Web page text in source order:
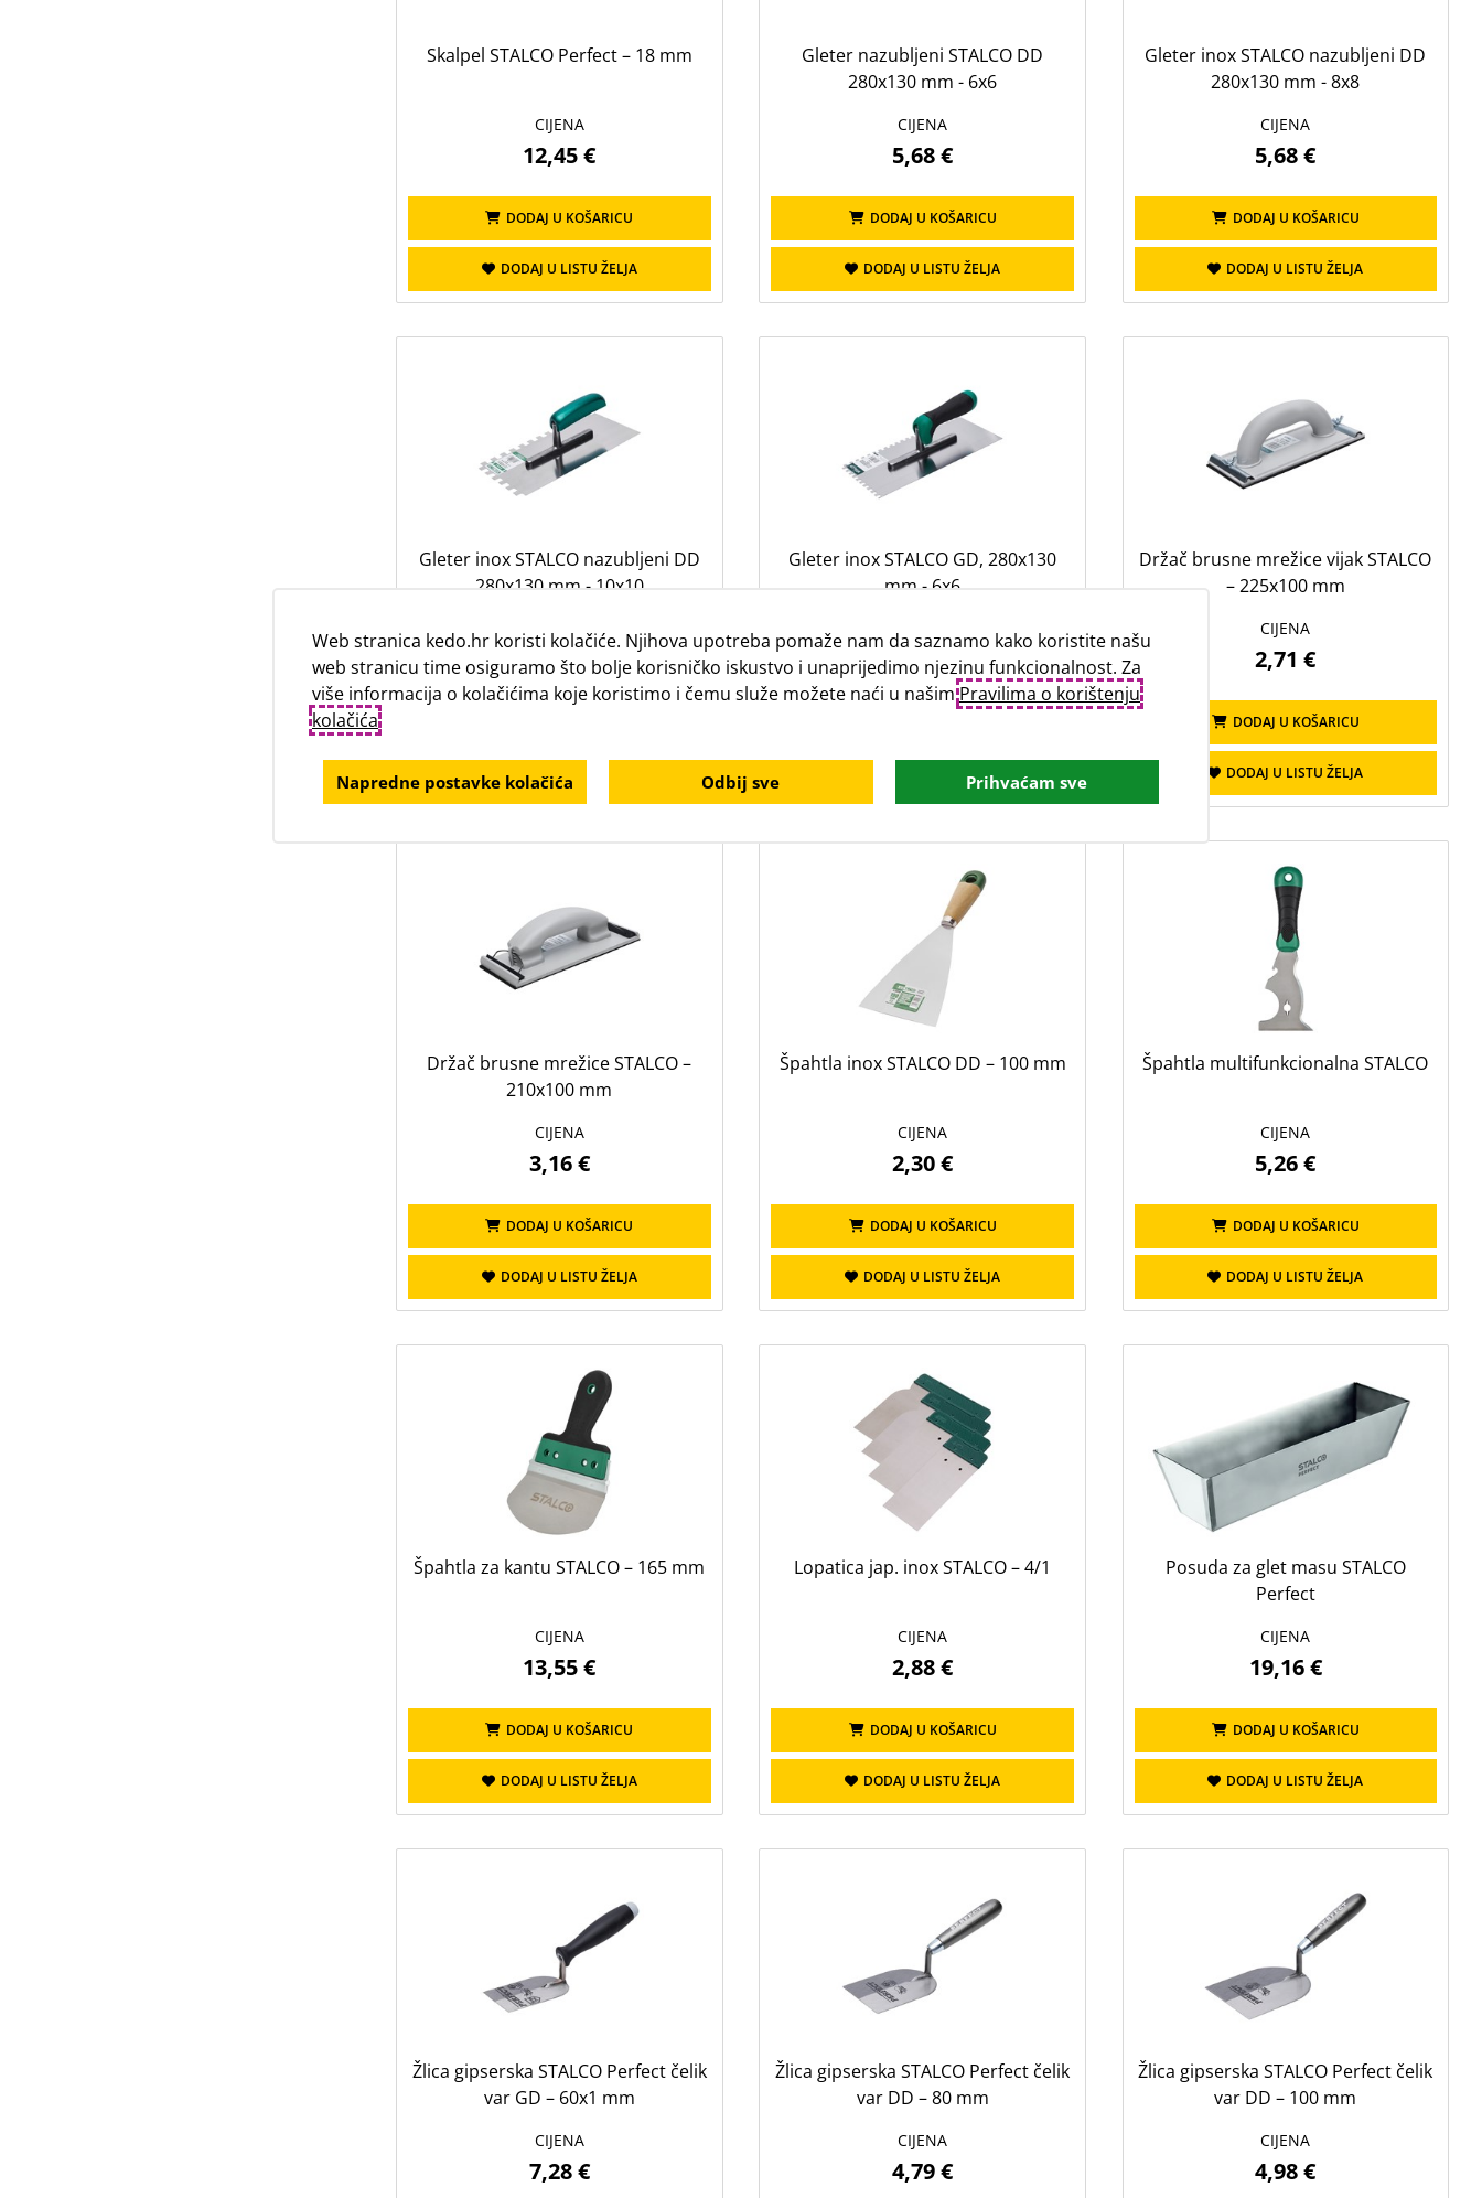
Skalpel STALCO Perfect – 18 mm
CIJENA
12,45 €
DODAJ U KOŠARICU
DODAJ U LISTU ŽELJA
Gleter nazubljeni STALCO DD
280x130 mm - 6x6
CIJENA
5,68 €
DODAJ U KOŠARICU
DODAJ U LISTU ŽELJA
Gleter inox STALCO nazubljeni DD
280x130 mm - 8x8
CIJENA
5,68 €
DODAJ U KOŠARICU
DODAJ U LISTU ŽELJA
Gleter inox STALCO nazubljeni DD
280x130 mm - 10x10
CIJENA
5,68 €
DODAJ U LISTU ŽELJA
Gleter inox STALCO GD, 280x130
mm - 6x6
CIJENA
7,11 €
DODAJ U LISTU ŽELJA
Držač brusne mrežice vijak STALCO
– 225x100 mm
CIJENA
2,71 €
DODAJ U KOŠARICU
DODAJ U LISTU ŽELJA
Držač brusne mrežice STALCO –
210x100 mm
CIJENA
3,16 €
DODAJ U KOŠARICU
DODAJ U LISTU ŽELJA
Špahtla inox STALCO DD – 100 mm
CIJENA
2,30 €
DODAJ U KOŠARICU
DODAJ U LISTU ŽELJA
Špahtla multifunkcionalna STALCO
CIJENA
5,26 €
DODAJ U KOŠARICU
DODAJ U LISTU ŽELJA
Špahtla za kantu STALCO – 165 mm
CIJENA
13,55 €
DODAJ U KOŠARICU
DODAJ U LISTU ŽELJA
Lopatica jap. inox STALCO – 4/1
CIJENA
2,88 €
DODAJ U KOŠARICU
DODAJ U LISTU ŽELJA
Posuda za glet masu STALCO
Perfect
CIJENA
19,16 €
DODAJ U KOŠARICU
DODAJ U LISTU ŽELJA
Žlica gipserska STALCO Perfect čelik
var GD – 60x1 mm
CIJENA
7,28 €
Žlica gipserska STALCO Perfect čelik
var DD – 80 mm
CIJENA
4,79 €
Žlica gipserska STALCO Perfect čelik
var DD – 100 mm
CIJENA
4,98 €
Web stranica kedo.hr koristi kolačiće. Njihova upotreba pomaže nam da saznamo kako koristite našu
web stranicu time osiguramo što bolje korisničko iskustvo i unaprijedimo njezinu funkcionalnost. Za
više informacija o kolačićima koje koristimo i čemu služe možete naći u našimPravilima o korištenju
kolačića.
Napredne postavke kolačića Odbij sve Prihvaćam sve